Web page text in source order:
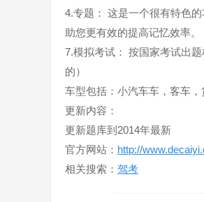
4.专题： 这是一个很有特色
助您更有效的提高记忆效率。
7.模拟考试： 按国家考试出
的）
车型包括：小汽车车，客车
更新内容：
更新题库到2014年最新
官方网站： http://
相关搜索： 驾考